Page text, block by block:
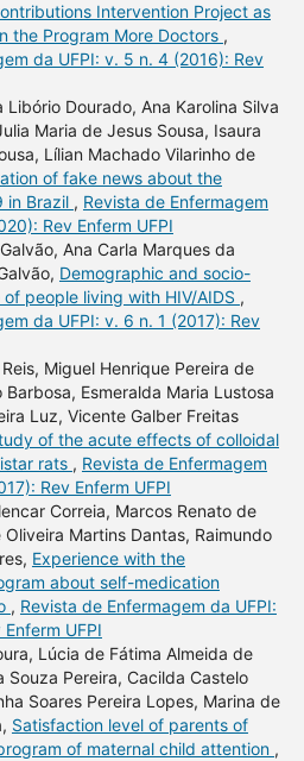
Intervention Project as
the Program More Doctors ,
da UFPI: v. 5 n. 4 (2016): Rev
Libório Dourado, Ana Karolina Silva
Maria de Jesus Sousa, Isaura
Lílian Machado Vilarinho de
of fake news about the
in Brazil , Revista de Enfermagem
Rev Enferm UFPI
Ana Carla Marques da
Demographic and socio-
people living with HIV/AIDS ,
da UFPI: v. 6 n. 1 (2017): Rev
Miguel Henrique Pereira de
Esmeralda Maria Lustosa
Luz, Vicente Galber Freitas
of the acute effects of colloidal
rats , Revista de Enfermagem
Rev Enferm UFPI
Correia, Marcos Renato de
Martins Dantas, Raimundo
Experience with the
about self-medication
, Revista de Enfermagem da UFPI:
UFPI
Lúcia de Fátima Almeida de
Souza Pereira, Cacilda Castelo
Soares Pereira Lopes, Marina de
Satisfaction level of parents of
of maternal child attention ,